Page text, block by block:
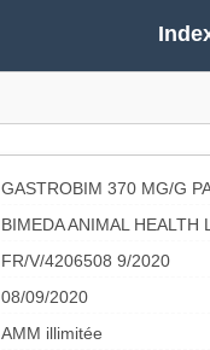
GASTROBIM 370 MG/G
BIMEDA ANIMAL HEALTH
FR/V/4206508 9/2020
08/09/2020
AMM illimitée